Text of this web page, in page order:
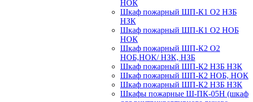
НОК
Шкаф пожарный ШП-К1 О2 НЗБ
НЗК
Шкаф пожарный ШП-К1 О2 НОБ
НОК
Шкаф пожарный ШП-К2 О2
НОБ,НОК/ НЗК, НЗБ
Шкаф пожарный ШП-К2 НЗБ НЗК
Шкаф пожарный ШП-К2 НОБ, НОК
Шкаф пожарный ШП-К2 НЗБ НЗК
Шкафы пожарные Ш-ПК-05Н (шкаф